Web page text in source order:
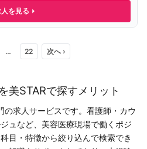
を見る
… 22 次へ ›
美STARで探すメリット
の求人サービスです。看護師・カウ
ュなど、美容医療現場で働くポジ
目・特徴から絞り込んで検索でき